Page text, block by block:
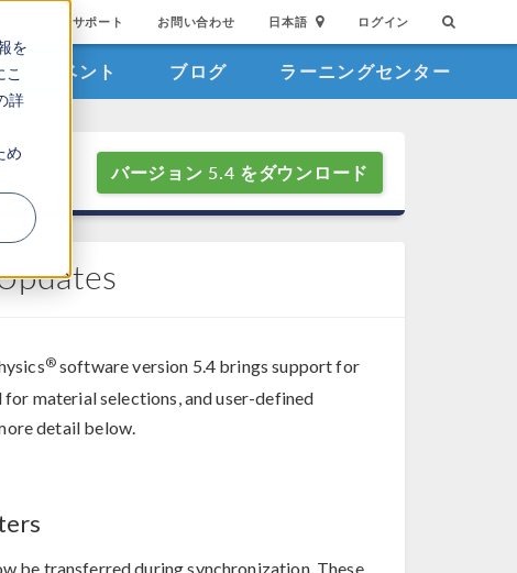
を
詳
め
サポート お問い合わせ 日本語 ログイン
イベント ブログ ラーニングセンター
バージョン 5.4 をダウンロード
®software version 5.4 brings support for
material selections, and user-defined
detail below.
be transferred during synchronization. These